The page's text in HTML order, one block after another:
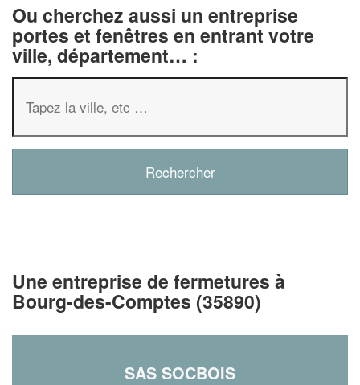
Ou cherchez aussi un entreprise
portes et fenêtres en entrant votre
ville, département… :
Une entreprise de fermetures à
Bourg-des-Comptes (35890)
SAS SOCBOIS
✕
Vous êtes un
professionnel ?
En savoir plus